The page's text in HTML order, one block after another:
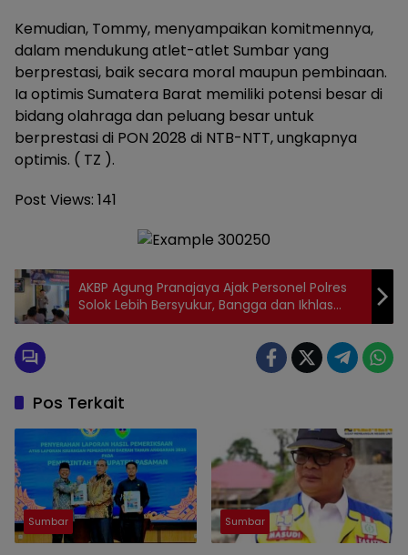
Kemudian, Tommy, menyampaikan komitmennya,
dalam mendukung atlet-atlet Sumbar yang
berprestasi, baik secara moral maupun pembinaan.
Ia optimis Sumatera Barat memiliki potensi besar di
bidang olahraga dan peluang besar untuk
berprestasi di PON 2028 di NTB-NTT, ungkapnya
optimis. ( TZ ).
Post Views: 141
AKBP Agung Pranajaya Ajak Personel Polres
Solok Lebih Bersyukur, Bangga dan Ikhlas
Dalam Bertugas
Pos Terkait
Sumbar Sumbar